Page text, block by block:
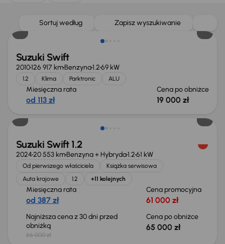
Sortuj według Zapisz wyszukiwanie
Taniej o 500 zł
Suzuki Swift
2010126 917 kmBenzyna1.269 kW
1.2 Klima Parktronic ALU
Miesięczna rata
od 113 zł
Cena po obniżce
19 000 zł
Taniej o 1 000 zł
Suzuki Swift 1.2
202420 553 kmBenzyna + Hybryda1.261 kW
Od pierwszego właściciela
Książka serwisowa
Auta krajowe
1.2 +11 kolejnych
Miesięczna rata
od 387 zł
Cena promocyjna
61 000 zł
Najniższa cena z 30 dni przed
obniżką
66 000 zł
Cena po obniżce
65 000 zł
Świeżo skupione